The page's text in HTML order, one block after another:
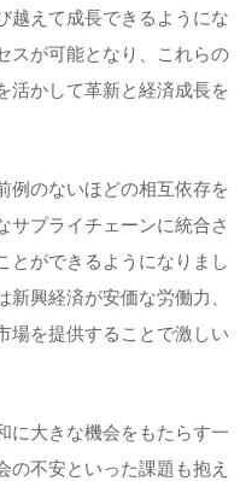
越えて成長できるようにな
スが可能となり、これらの
活かして革新と経済成長を
例のないほどの相互依存を
サプライチェーンに統合さ
とができるようになりまし
興経済が安価な労働力、
場を提供することで激しい
に大きな機会をもたらす一
の不安といった課題も抱え